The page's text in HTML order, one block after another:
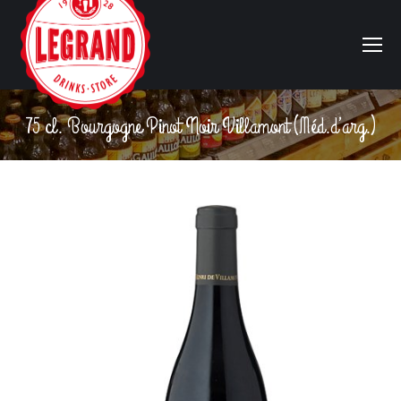
75 cl. Bourgogne Pinot Noir Villamont (Méd.d’arg.)
Vous êtes ici :